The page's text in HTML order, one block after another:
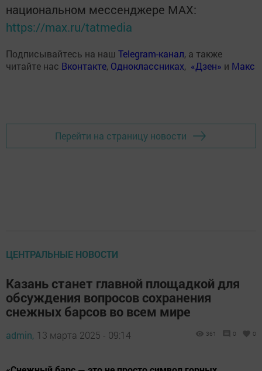
национальном мессенджере MАХ:
https://max.ru/tatmedia
Подписывайтесь на наш Telegram-канал, а также
читайте нас Вконтакте, Одноклассниках, «Дзен» и Макс
Перейти на страницу новости
ЦЕНТРАЛЬНЫЕ НОВОСТИ
Казань станет главной площадкой для
обсуждения вопросов сохранения
снежных барсов во всем мире
admin, 13 марта 2025 - 09:14 361 0 0